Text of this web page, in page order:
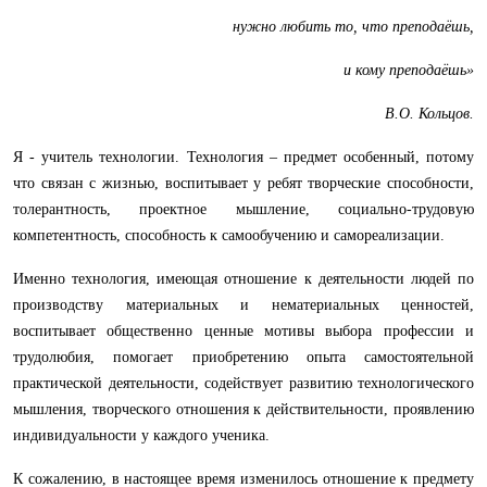
нужно любить то, что преподаёшь,
и кому преподаёшь»
В.О. Кольцов.
Я - учитель технологии. Технология – предмет особенный, потому
что связан с жизнью, воспитывает у ребят творческие способности,
толерантность, проектное мышление, социально-трудовую
компетентность, способность к самообучению и самореализации.
Именно технология, имеющая отношение к деятельности людей по
производству материальных и нематериальных ценностей,
воспитывает общественно ценные мотивы выбора профессии и
трудолюбия, помогает приобретению опыта самостоятельной
практической деятельности, содействует развитию технологического
мышления, творческого отношения к действительности, проявлению
индивидуальности у каждого ученика.
К сожалению, в настоящее время изменилось отношение к предмету